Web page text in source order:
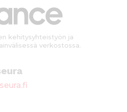
kehitysyhteistyön ja
verkostossa.